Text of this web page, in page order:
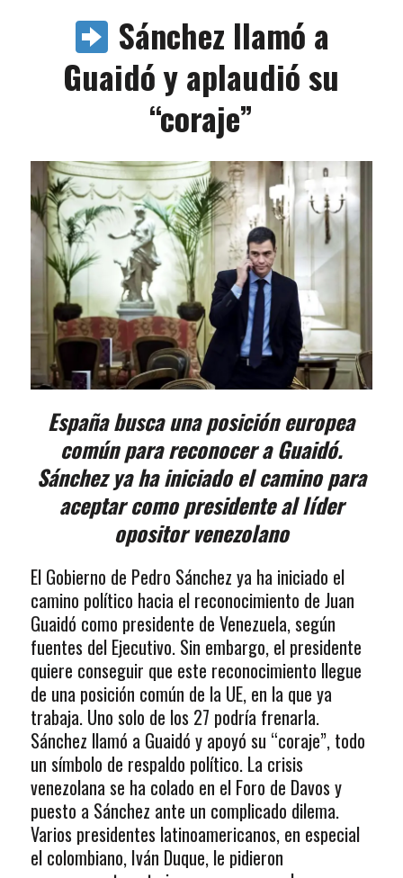
Sánchez llamó a
Guaidó y aplaudió su
“coraje”
España busca una posición europea
común para reconocer a Guaidó.
Sánchez ya ha iniciado el camino para
aceptar como presidente al líder
opositor venezolano
El Gobierno de Pedro Sánchez ya ha iniciado el
camino político hacia el reconocimiento de Juan
Guaidó como presidente de Venezuela, según
fuentes del Ejecutivo. Sin embargo, el presidente
quiere conseguir que este reconocimiento llegue
de una posición común de la UE, en la que ya
trabaja. Uno solo de los 27 podría frenarla.
Sánchez llamó a Guaidó y apoyó su “coraje”, todo
un símbolo de respaldo político. La crisis
venezolana se ha colado en el Foro de Davos y
puesto a Sánchez ante un complicado dilema.
Varios presidentes latinoamericanos, en especial
el colombiano, Iván Duque, le pidieron